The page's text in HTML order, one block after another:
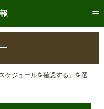
ケジュールを確認する」を選